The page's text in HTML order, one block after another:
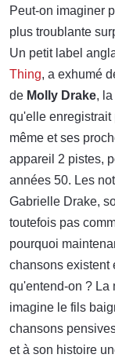
Peut-on imaginer
plus troublante
Un petit label
Thing, a exhumé
de Molly Drake,
qu'elle enregistrait
même et ses
appareil 2 pistes,
années 50. Les
Gabrielle Drake,
toutefois pas
pourquoi
chansons existent
qu'entend-on ? La
imagine le fils
chansons
et à son histoire